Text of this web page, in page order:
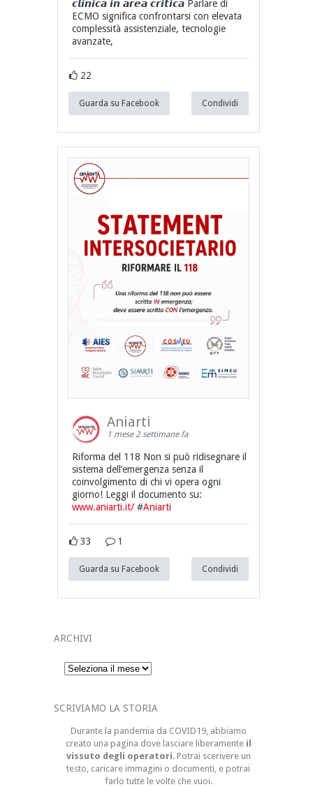
𝙘𝙡𝙞𝙣𝙞𝙘𝙖 𝙞𝙣 𝙖𝙧𝙚𝙖 𝙘𝙧𝙞𝙩𝙞𝙘𝙖 Parlare di
ECMO significa confrontarsi con elevata
complessità assistenziale, tecnologie
avanzate,
22
Guarda su Facebook Condividi
Aniarti
1 mese 2 settimane fa
Riforma del 118 Non si può ridisegnare il
sistema dell’emergenza senza il
coinvolgimento di chi vi opera ogni
giorno! Leggi il documento su:
www.aniarti.it/#Aniarti
33 1
Guarda su Facebook Condividi
ARCHIVI
Archivi
SCRIVIAMO LA STORIA
Durante la pandemia da COVID19, abbiamo
creato una pagina dove lasciare liberamenteil
vissuto degli operatori. Potrai scerivere un
testo, caricare immagini o documenti, e potrai
farlo tutte le volte che vuoi.